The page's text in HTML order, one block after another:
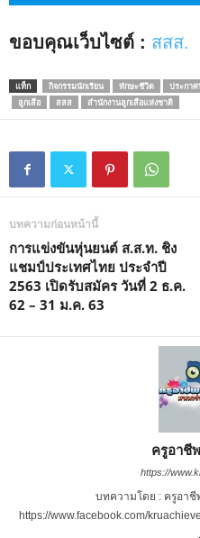
ขอบคุณเว็บไซต์ : สสส.
แท็ก กิจกรรมนักเรียน ทักษะชีวิต ประกา
ลูกเสือ
สสส สำนักงานลูกเสือแห่งชาติ
บทความก่อนหน้านี้
การแข่งขันหุ่นยนต์ ส.ส.ท. ชิง
แชมป์ประเทศไทย ประจำปี
2563 เปิดรับสมัคร วันที่ 2 ธ.ค.
62 – 31 ม.ค. 63
ครูอาชี
https://
บทความโดย : ครูอา
https://www.facebook.com/